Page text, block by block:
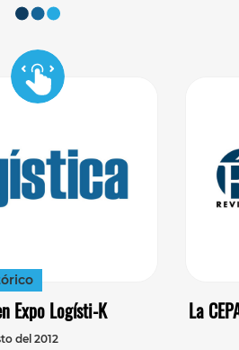
Expo Logísti-K
del 2012
La